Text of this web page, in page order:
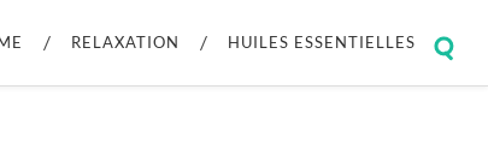
RELAXATION HUILES ESSENTIELLES
field